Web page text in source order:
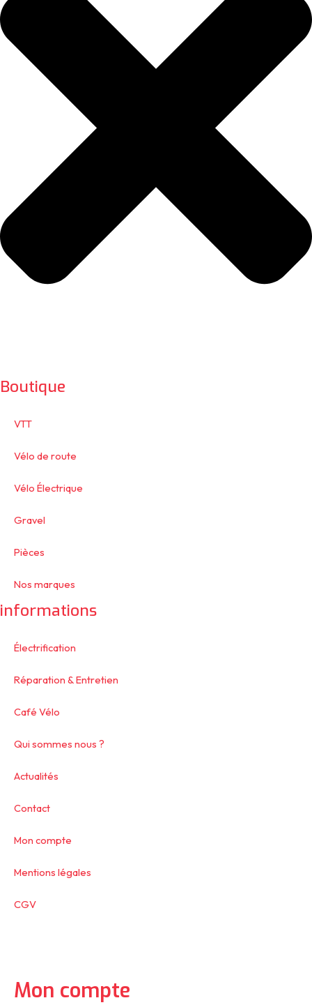
Boutique
VTT
Vélo de route
Vélo Électrique
Gravel
Pièces
Nos marques
informations
Électrification
Réparation & Entretien
Café Vélo
Qui sommes nous ?
Actualités
Contact
Mon compte
Mentions légales
CGV
Mon compte